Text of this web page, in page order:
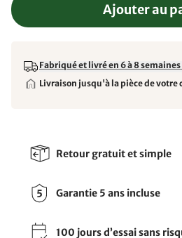
Ajouter au
Fabriqué et livré en 6 à 8
Livraison jusqu'à la pièce de votre
Retour gratuit et simple
Garantie 5 ans incluse
100 jours d’essai sans